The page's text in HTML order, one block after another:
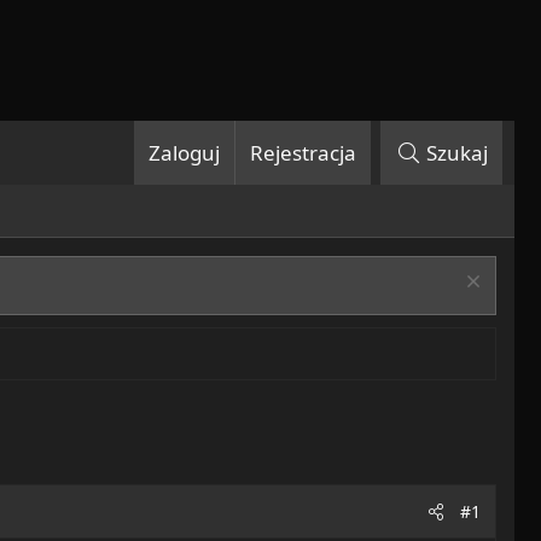
Zaloguj Rejestracja Szukaj
#1